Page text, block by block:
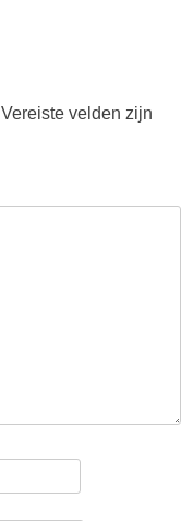
Vereiste velden zijn